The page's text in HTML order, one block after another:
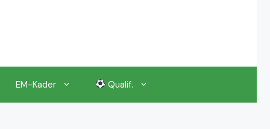
EM-Kader Qualif.